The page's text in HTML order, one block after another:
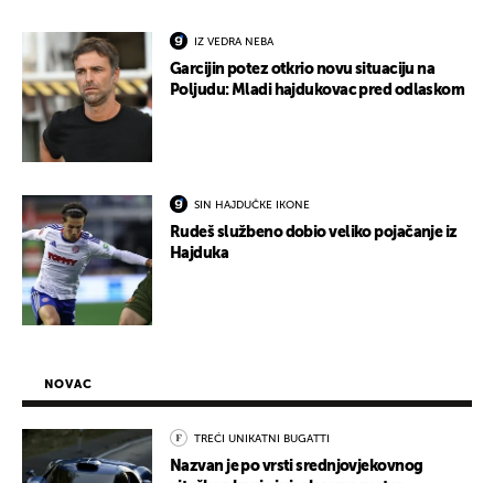
IZ VEDRA NEBA
Garcijin potez otkrio novu situaciju na
Poljudu: Mladi hajdukovac pred odlaskom
SIN HAJDUČKE IKONE
Rudeš službeno dobio veliko pojačanje iz
Hajduka
NOVAC
TREĆI UNIKATNI BUGATTI
Nazvan je po vrsti srednjovjekovnog